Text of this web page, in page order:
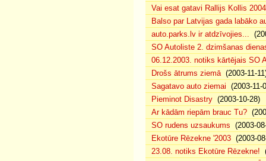
Vai esat gatavi Rallijs Kollis
Balso par Latvijas gada labāko
auto.parks.lv ir atdzīvojies...
SO Autoliste 2. dzimšanas
06.12.2003. notiks kārtējais SO
Drošs ātrums ziemā(2003-11-
Sagatavo auto ziemai (2003-11-
Pieminot Disastry (2003-10-28)
Ar kādām riepām brauc Tu?
SO rudens uzsaukums (2003-
Ekotūre Rēzekne '2003 (2003-
23.08. notiks Ekotūre Rēzekne!